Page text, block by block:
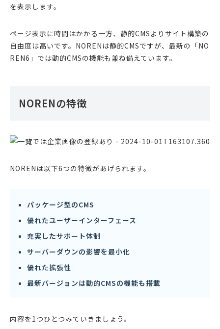
を表示します。
ページ表示に時間はかかる一方、静的CMSよりサイト構築の
自由度は高いです。NORENは静的CMSですが、最新の「NO
REN6」では動的CMSの機能も兼ね備えています。
NORENの特徴
NORENは以下6つの特徴があげられます。
パッケージ型のCMS
優れたユーザーインターフェース
充実したサポート体制
サーバーダウンの影響を最小化
優れた拡張性
最新バージョンは動的CMSの機能も搭載
内容を1つひとつみていきましょう。